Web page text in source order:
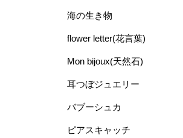
海の生き物
flower letter(花言葉)
Mon bijoux(天然石)
耳つぼジュエリー
バブーシュカ
ピアスキャッチ